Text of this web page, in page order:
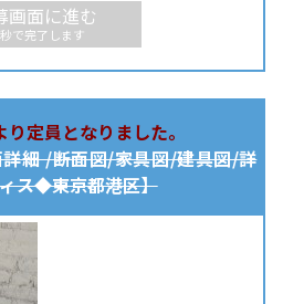
画面に進む
で完了します
定員となりました。
細 /断面図/家具図/建具図/詳
ス◆東京都港区】